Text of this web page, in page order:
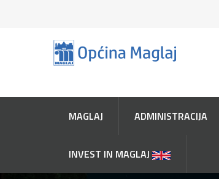
MAGLAJ ADMINISTRACIJA
INVEST IN MAGLAJ